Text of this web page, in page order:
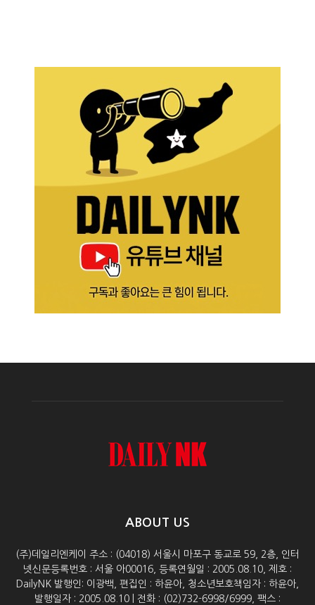
ABOUT US
(주)데일리엔케이 주소 : (04018) 서울시 마포구 동교로 59, 2층, 인터
넷신문등록번호 : 서울 아00016, 등록연월일 : 2005.08.10, 제호 :
DailyNK 발행인: 이광백, 편집인 : 하윤아, 청소년보호책임자 : 하윤아,
발행일자 : 2005.08.10 | 전화 : (02)732-6998/6999, 팩스 :